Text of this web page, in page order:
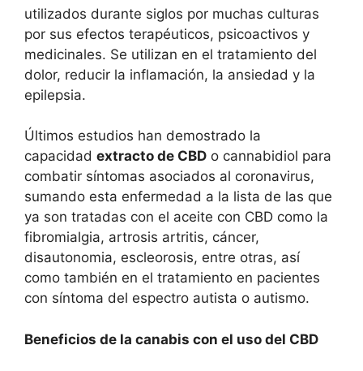
utilizados durante siglos por muchas culturas
por sus efectos terapéuticos, psicoactivos y
medicinales. Se utilizan en el tratamiento del
dolor, reducir la inflamación, la ansiedad y la
epilepsia.
Últimos estudios han demostrado la
capacidad extracto de CBD o cannabidiol para
combatir síntomas asociados al coronavirus,
sumando esta enfermedad a la lista de las que
ya son tratadas con el aceite con CBD como la
fibromialgia, artrosis artritis, cáncer,
disautonomia, escleorosis, entre otras, así
como también en el tratamiento en pacientes
con síntoma del espectro autista o autismo.
Beneficios de la canabis con el uso del CBD